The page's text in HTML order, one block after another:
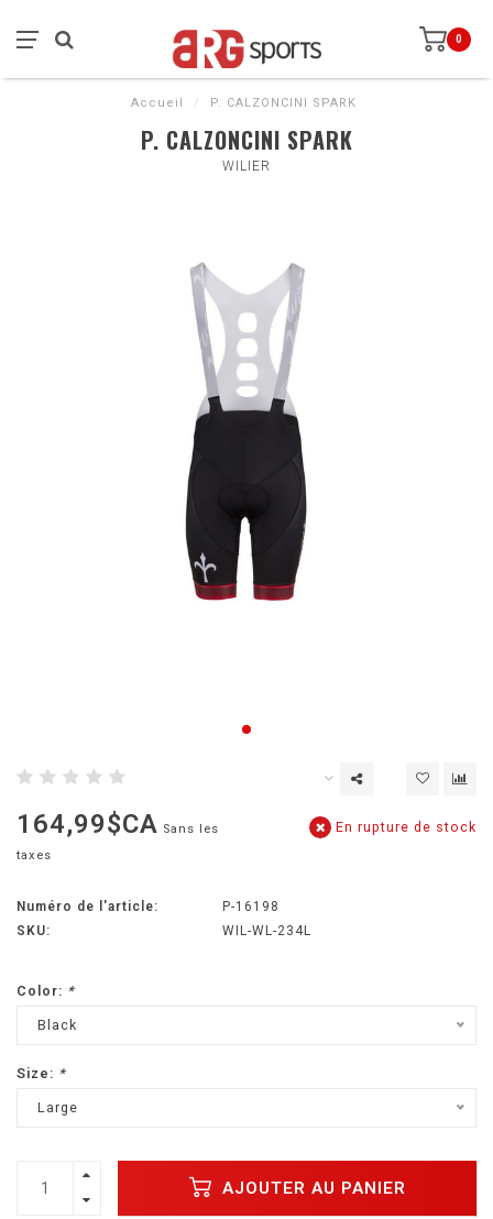
0
Accueil / P. CALZONCINI SPARK
P. CALZONCINI SPARK
WILIER
164,99$CA Sans les
taxes
En rupture de stock
Numéro de l'article:
P-16198
SKU:
WIL-WL-234L
Color: *
Black
Size: *
Large
AJOUTER AU PANIER